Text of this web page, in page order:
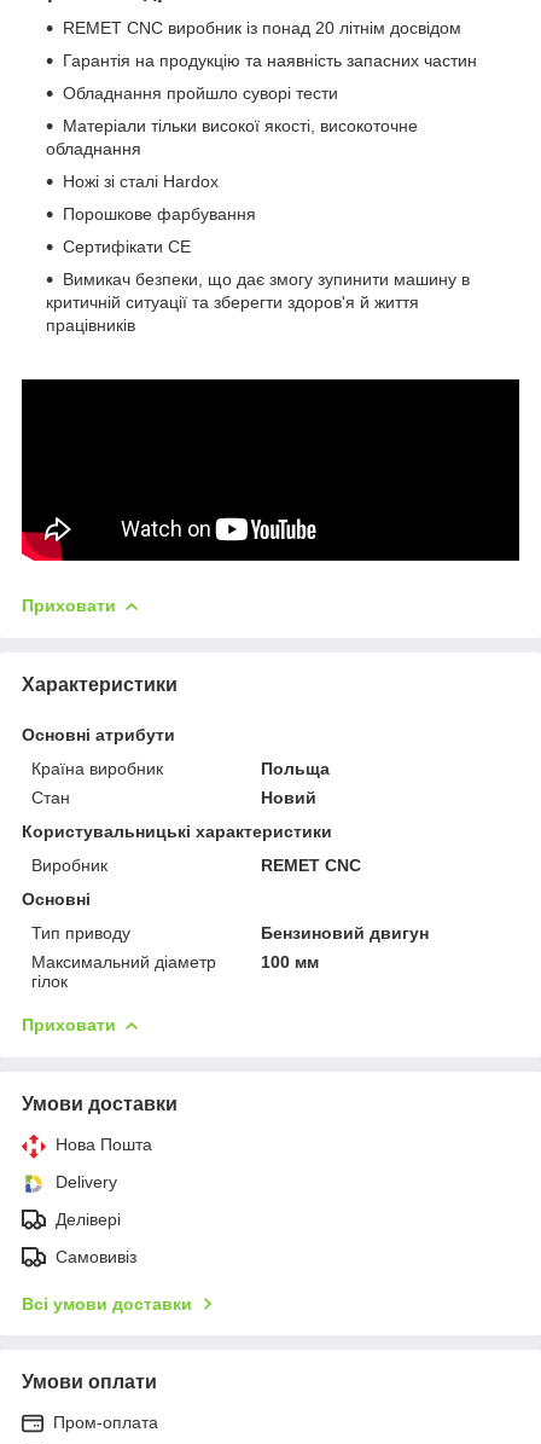
REMET CNC виробник із понад 20 літнім досвідом
Гарантія на продукцію та наявність запасних частин
Обладнання пройшло суворі тести
Матеріали тільки високої якості, високоточне
обладнання
Ножі зі сталі Hardox
Порошкове фарбування
Сертифікати СЕ
Вимикач безпеки, що дає змогу зупинити машину в
критичній ситуації та зберегти здоров'я й життя
працівників
Приховати
Характеристики
Основні атрибути
Країна виробник
Польща
Стан
Новий
Користувальницькі характеристики
Виробник
REMET CNC
Основні
Тип приводу
Бензиновий двигун
Максимальний діаметр
гілок
100 мм
Приховати
Умови доставки
Нова Пошта
Delivery
Делівері
Самовивіз
Всі умови доставки
Умови оплати
Пром-оплата